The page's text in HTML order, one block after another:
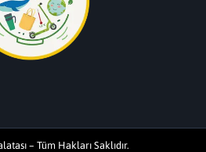
– Tüm Hakları Saklıdır.